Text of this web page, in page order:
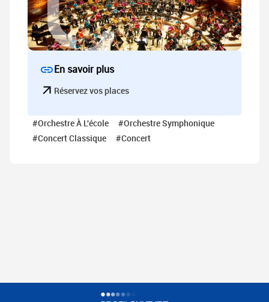
En savoir plus
Réservez vos places
#Orchestre À L'école
#Orchestre Symphonique
#Concert Classique
#Concert